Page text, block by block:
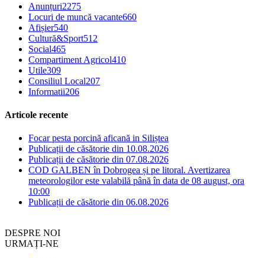
Anunțuri2275
Locuri de muncă vacante660
Afișier540
Cultură&Sport512
Social465
Compartiment Agricol410
Utile309
Consiliul Local207
Informatii206
Articole recente
Focar pesta porcină aficană in Siliștea
Publicații de căsătorie din 10.08.2026
Publicații de căsătorie din 07.08.2026
COD GALBEN în Dobrogea și pe litoral. Avertizarea
meteorologilor este valabilă până în data de 08 august, ora
10:00
Publicații de căsătorie din 06.08.2026
DESPRE NOI
URMAȚI-NE